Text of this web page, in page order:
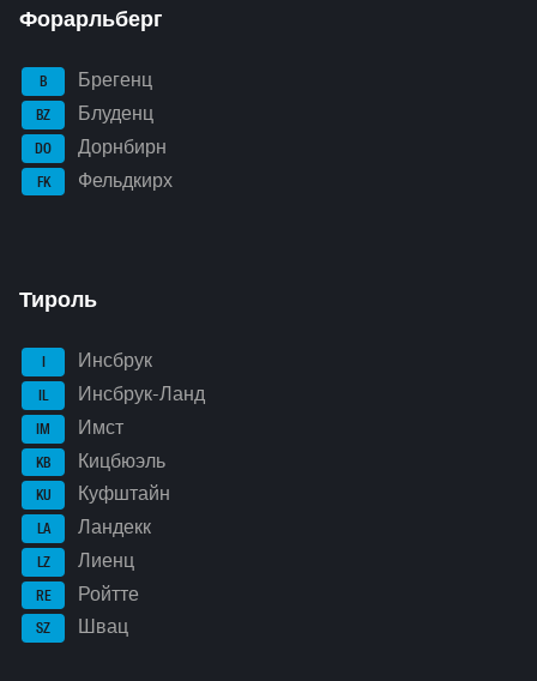
Форарльберг
B Брегенц
BZ Блуденц
DO Дорнбирн
FK Фельдкирх
Тироль
I Инсбрук
IL Инсбрук-Ланд
IM Имст
KB Кицбюэль
KU Куфштайн
LA Ландекк
LZ Лиенц
RE Ройтте
SZ Швац